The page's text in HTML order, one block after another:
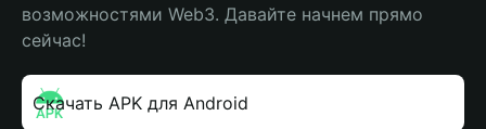
возможностями Web3. Давайте начнем прямо
сейчас!
Скачать APK для Android